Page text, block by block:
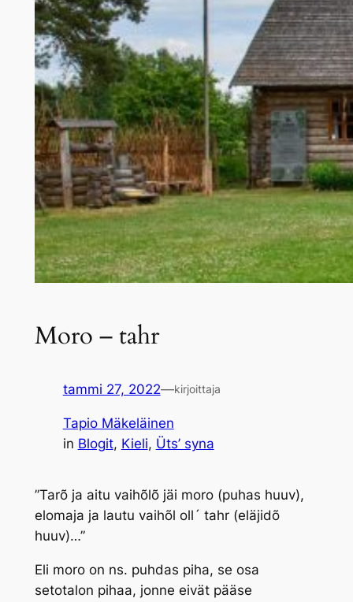
Moro – tahr
tammi 27, 2022—kirjoittaja
Tapio Mäkeläinen
in Blogit, Kieli, Üts’ syna
”Tarõ ja aitu vaihõlõ jäi moro(puhas huuv),
elomaja ja lautu vaihõl oll´ tahr (eläjidõ
huuv)…”
Eli moro on ns. puhdas piha, se osa
setotalon pihaa, jonne eivät pääse